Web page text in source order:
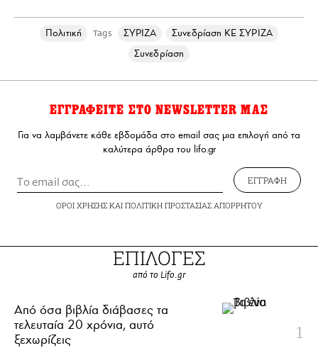
Πολιτική Tags ΣΥΡΙΖΑ
Συνεδρίαση ΚΕ ΣΥΡΙΖΑ
Συνεδρίαση
ΕΓΓΡΑΦΕΙΤΕ ΣΤΟ NEWSLETTER ΜΑΣ
Για να λαμβάνετε κάθε εβδομάδα στο email σας μια επιλογή από τα
καλύτερα άρθρα του lifo.gr
ΕΓΓΡΑΦΗ
ΟΡΟΙ ΧΡΗΣΗΣΚΑΙ ΠΟΛΙΤΙΚΗ ΠΡΟΣΤΑΣΙΑΣ ΑΠΟΡΡΗΤΟΥ
ΕΠΙΛΟΓΕΣ
από το Lifo.gr
Από όσα βιβλία διάβασες τα
τελευταία 20 χρόνια, αυτό
ξεχωρίζεις